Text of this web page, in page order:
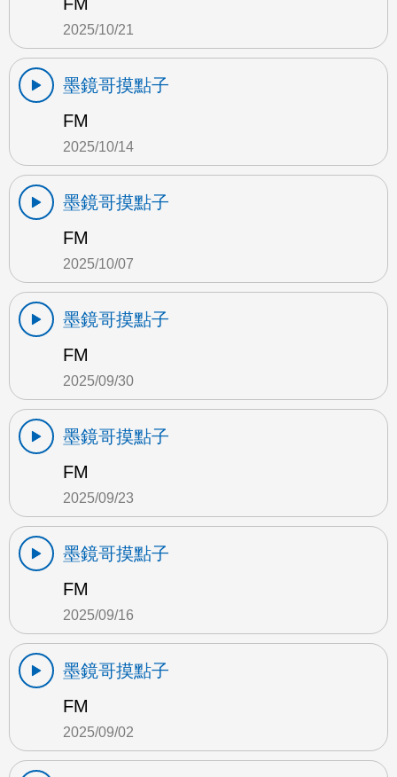
2025/10/21
墨鏡哥摸點子
FM
2025/10/14
墨鏡哥摸點子
FM
2025/10/07
墨鏡哥摸點子
FM
2025/09/30
墨鏡哥摸點子
FM
2025/09/23
墨鏡哥摸點子
FM
2025/09/16
墨鏡哥摸點子
FM
2025/09/02